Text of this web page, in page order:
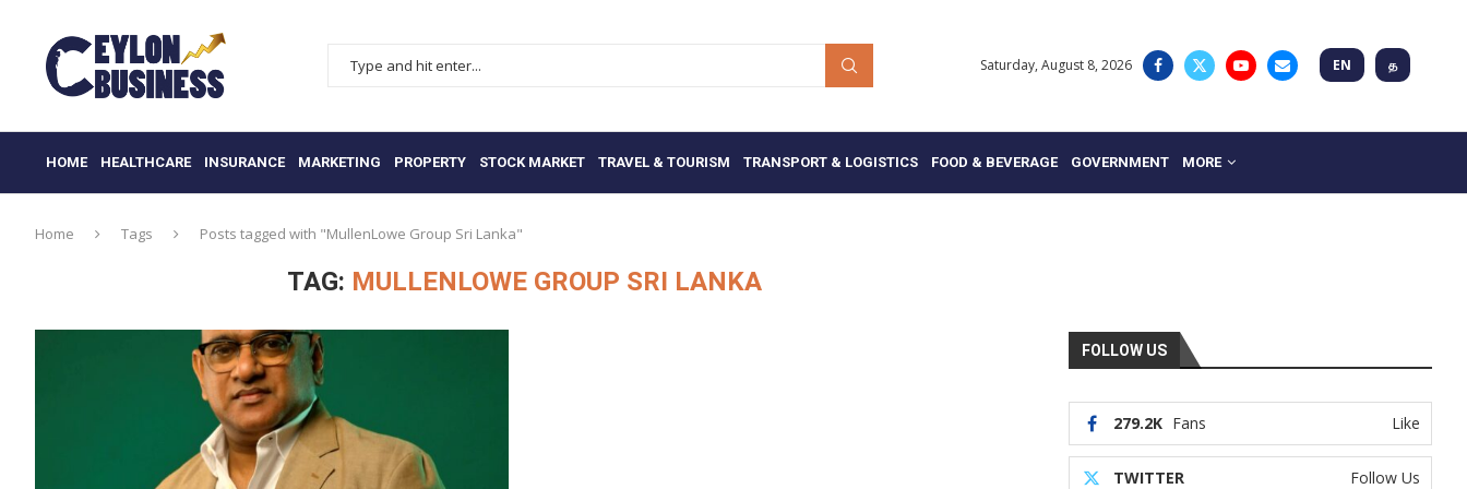
Saturday, August 8, 2026 EN த
HOME HEALTHCARE INSURANCE MARKETING PROPERTY STOCK MARKET TRAVEL & TOURISM TRANSPORT & LOGISTICS FOOD & BEVERAGE GOVERNMENT MORE
Home Tags Posts tagged with "MullenLowe Group Sri Lanka"
TAG: MULLENLOWE GROUP SRI LANKA
FOLLOW US
279.2K Fans Like
TWITTER Follow Us